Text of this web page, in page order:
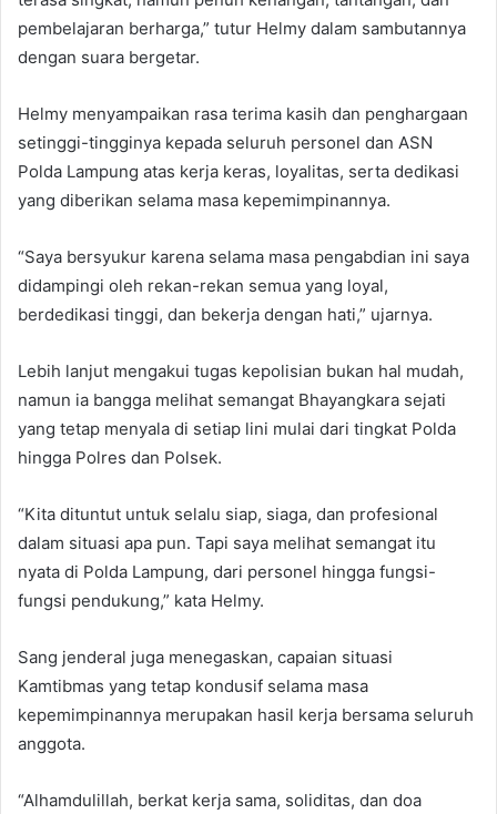
pembelajaran berharga,” tutur Helmy dalam sambutannya
dengan suara bergetar.
Helmy menyampaikan rasa terima kasih dan penghargaan
setinggi-tingginya kepada seluruh personel dan ASN
Polda Lampung atas kerja keras, loyalitas, serta dedikasi
yang diberikan selama masa kepemimpinannya.
“Saya bersyukur karena selama masa pengabdian ini saya
didampingi oleh rekan-rekan semua yang loyal,
berdedikasi tinggi, dan bekerja dengan hati,” ujarnya.
Lebih lanjut mengakui tugas kepolisian bukan hal mudah,
namun ia bangga melihat semangat Bhayangkara sejati
yang tetap menyala di setiap lini mulai dari tingkat Polda
hingga Polres dan Polsek.
“Kita dituntut untuk selalu siap, siaga, dan profesional
dalam situasi apa pun. Tapi saya melihat semangat itu
nyata di Polda Lampung, dari personel hingga fungsi-
fungsi pendukung,” kata Helmy.
Sang jenderal juga menegaskan, capaian situasi
Kamtibmas yang tetap kondusif selama masa
kepemimpinannya merupakan hasil kerja bersama seluruh
anggota.
“Alhamdulillah, berkat kerja sama, soliditas, dan doa